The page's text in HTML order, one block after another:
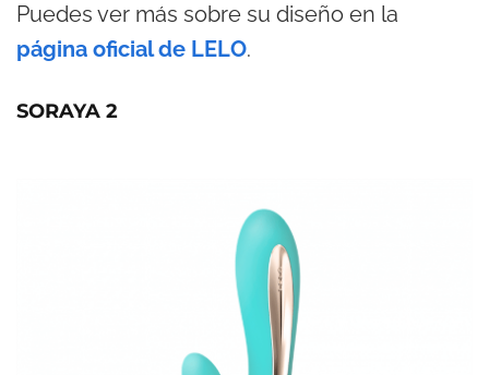
Puedes ver más sobre su diseño en la
página oficial de LELO.
SORAYA 2